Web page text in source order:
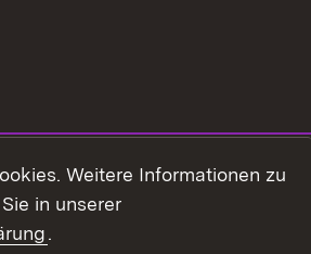
Weitere Informationen zu
in unserer
.